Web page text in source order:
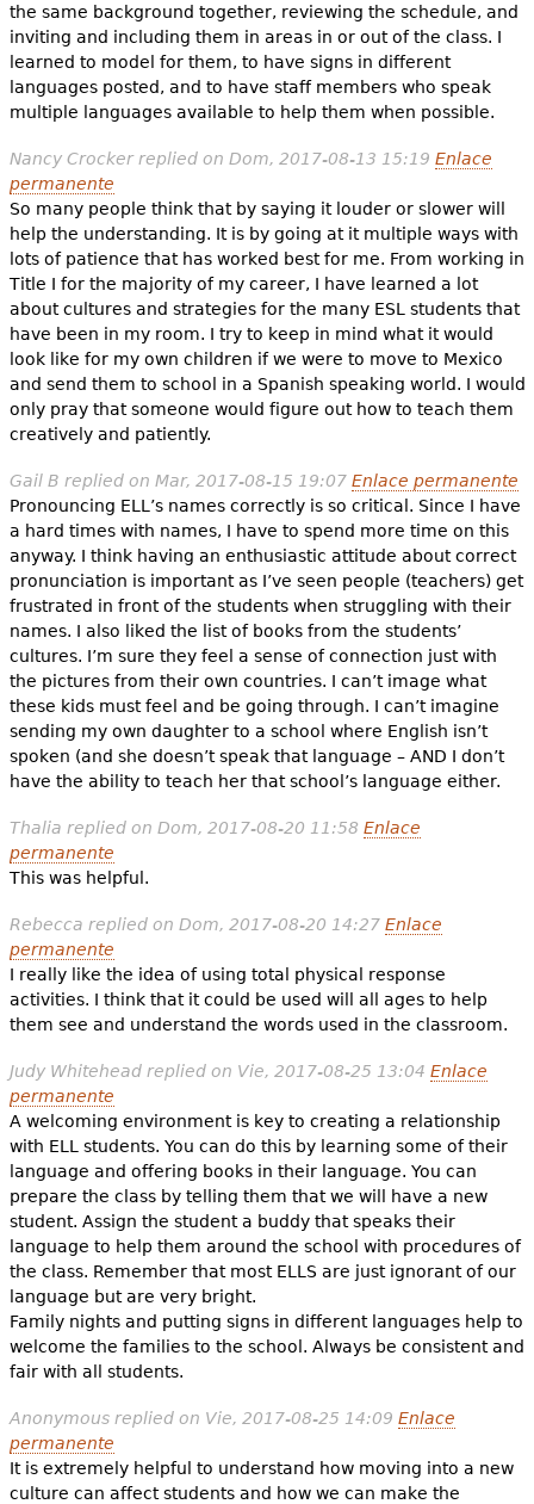
the same background together, reviewing the schedule, and
inviting and including them in areas in or out of the class. I
learned to model for them, to have signs in different
languages posted, and to have staff members who speak
multiple languages available to help them when possible.
Nancy Crockerreplied on Dom, 2017-08-13 15:19 Enlace
permanente
So many people think that by saying it louder or slower will
help the understanding. It is by going at it multiple ways with
lots of patience that has worked best for me. From working in
Title I for the majority of my career, I have learned a lot
about cultures and strategies for the many ESL students that
have been in my room. I try to keep in mind what it would
look like for my own children if we were to move to Mexico
and send them to school in a Spanish speaking world. I would
only pray that someone would figure out how to teach them
creatively and patiently.
Gail B replied on Mar, 2017-08-15 19:07 Enlace permanente
Pronouncing ELL’s names correctly is so critical. Since I have
a hard times with names, I have to spend more time on this
anyway. I think having an enthusiastic attitude about correct
pronunciation is important as I’ve seen people (teachers) get
frustrated in front of the students when struggling with their
names. I also liked the list of books from the students’
cultures. I’m sure they feel a sense of connection just with
the pictures from their own countries. I can’t image what
these kids must feel and be going through. I can’t imagine
sending my own daughter to a school where English isn’t
spoken (and she doesn’t speak that language – AND I don’t
have the ability to teach her that school’s language either.
Thalia replied on Dom, 2017-08-20 11:58 Enlace
permanente
This was helpful.
Rebecca replied on Dom, 2017-08-20 14:27 Enlace
permanente
I really like the idea of using total physical response
activities. I think that it could be used will all ages to help
them see and understand the words used in the classroom.
Judy Whiteheadreplied on Vie, 2017-08-25 13:04 Enlace
permanente
A welcoming environment is key to creating a relationship
with ELL students. You can do this by learning some of their
language and offering books in their language. You can
prepare the class by telling them that we will have a new
student. Assign the student a buddy that speaks their
language to help them around the school with procedures of
the class. Remember that most ELLS are just ignorant of our
language but are very bright.
Family nights and putting signs in different languages help to
welcome the families to the school. Always be consistent and
fair with all students.
Anonymousreplied on Vie, 2017-08-25 14:09 Enlace
permanente
It is extremely helpful to understand how moving into a new
culture can affect students and how we can make the